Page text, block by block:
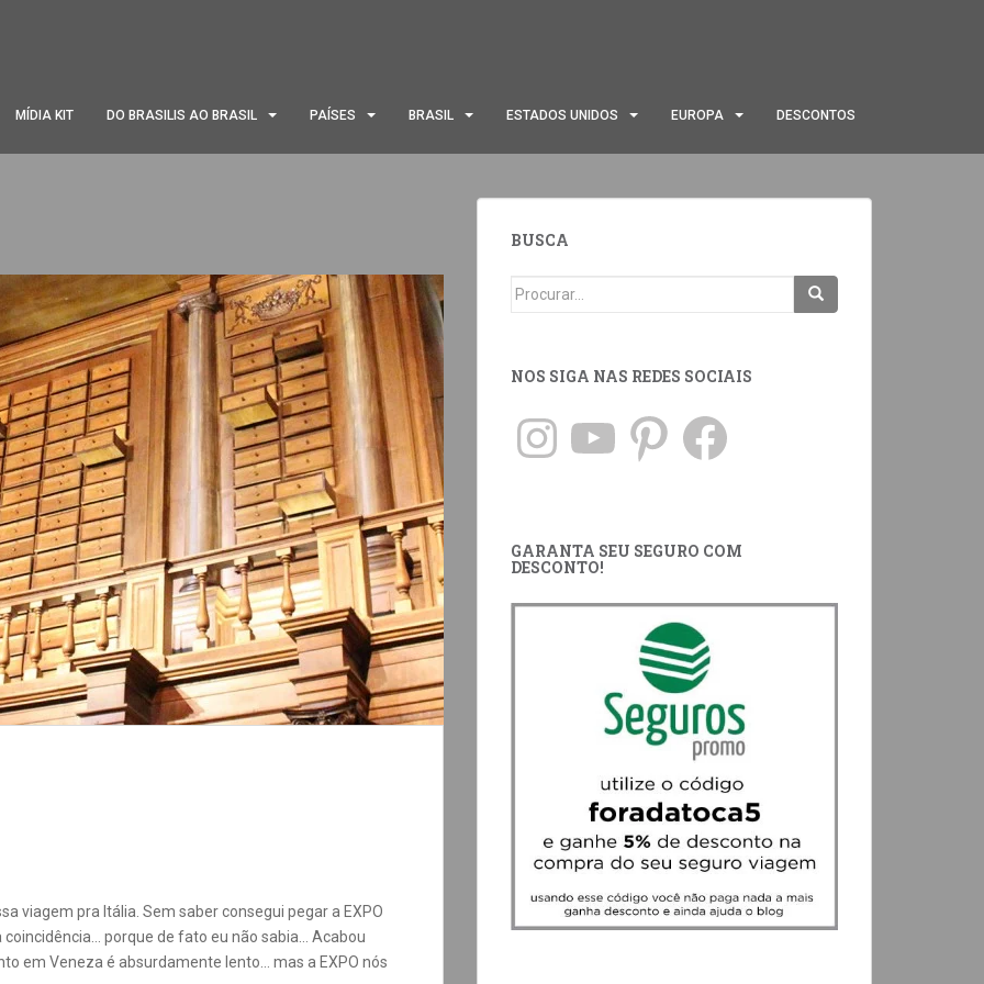
MÍDIA KIT DO BRASILIS AO BRASIL PAÍSES BRASIL ESTADOS UNIDOS EUROPA DESCONTOS
viagem pra Itália. Sem saber consegui pegar a EXPO
porque de fato eu não sabia… Acabou
em Veneza é absurdamente lento… mas a EXPO nós
BUSCA
NOS SIGA NAS REDES SOCIAIS
GARANTA SEU SEGURO COM
DESCONTO!